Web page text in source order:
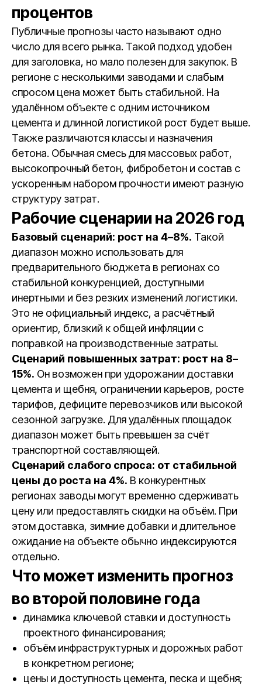
процентов
Публичные прогнозы часто называют одно
число для всего рынка. Такой подход удобен
для заголовка, но мало полезен для закупок. В
регионе с несколькими заводами и слабым
спросом цена может быть стабильной. На
удалённом объекте с одним источником
цемента и длинной логистикой рост будет выше.
Также различаются классы и назначения
бетона. Обычная смесь для массовых работ,
высокопрочный бетон, фибробетон и состав с
ускоренным набором прочности имеют разную
структуру затрат.
Рабочие сценарии на 2026 год
Базовый сценарий: рост на 4–8%. Такой
диапазон можно использовать для
предварительного бюджета в регионах со
стабильной конкуренцией, доступными
инертными и без резких изменений логистики.
Это не официальный индекс, а расчётный
ориентир, близкий к общей инфляции с
поправкой на производственные затраты.
Сценарий повышенных затрат: рост на 8–
15%. Он возможен при удорожании доставки
цемента и щебня, ограничении карьеров, росте
тарифов, дефиците перевозчиков или высокой
сезонной загрузке. Для удалённых площадок
диапазон может быть превышен за счёт
транспортной составляющей.
Сценарий слабого спроса: от стабильной
цены до роста на 4%. В конкурентных
регионах заводы могут временно сдерживать
цену или предоставлять скидки на объём. При
этом доставка, зимние добавки и длительное
ожидание на объекте обычно индексируются
отдельно.
Что может изменить прогноз
во второй половине года
динамика ключевой ставки и доступность
проектного финансирования;
объём инфраструктурных и дорожных работ
в конкретном регионе;
цены и доступность цемента, песка и щебня;